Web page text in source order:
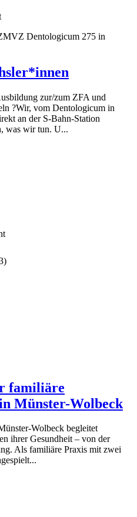
Dentologicum 275 in
zur/zum ZFA und
?Wir, vom Dentologicum in
an der S-Bahn-Station
was wir tun. U...
)
familiäre
Münster-Wolbeck
Wolbeck begleitet
ihrer Gesundheit – von der
Als familiäre Praxis mit zwei